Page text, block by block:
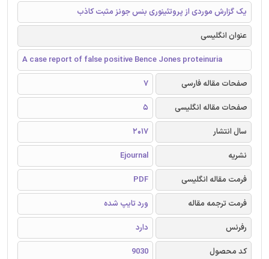
یک گزارش موردی از پروتئینوری بنس جونز مثبت کاذب
عنوان انگلیسی
A case report of false positive Bence Jones proteinuria
صفحات مقاله فارسی
7
صفحات مقاله انگلیسی
5
سال انتشار
2017
نشریه
Ejournal
فرمت مقاله انگلیسی
PDF
فرمت ترجمه مقاله
ورد تایپ شده
رفرنس
دارد
کد محصول
9030